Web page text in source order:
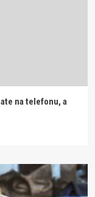
na telefonu, a